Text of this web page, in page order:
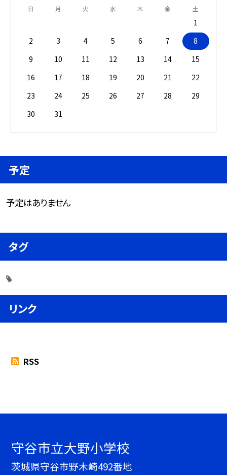
日 月 火 水 木 金 土
1
2
3 4 5 6 7
8
9
10 11 12 13 14
15
16
17 18 19 20 21
22
23
24 25 26 27 28
29
30
31
予定
予定はありません
タグ
リンク
RSS
守谷市立大野小学校
茨城県守谷市野木崎492番地